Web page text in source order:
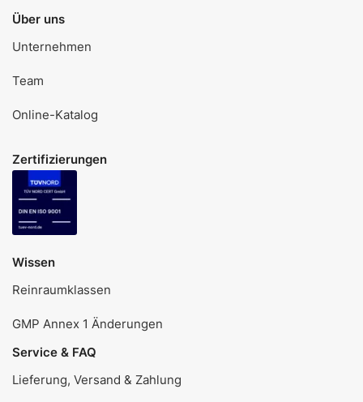
Über uns
Unternehmen
Team
Online-Katalog
Zertifizierungen
Wissen
Reinraumklassen
GMP Annex 1 Änderungen
Service & FAQ
Lieferung, Versand & Zahlung